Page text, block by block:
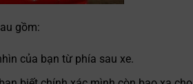
gồm:
của bạn từ phía sau xe.